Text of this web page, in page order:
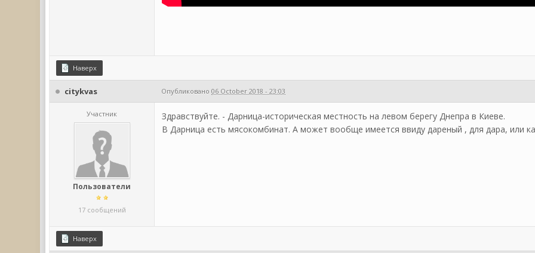
Наверх
citykvas Опубликовано06 October 2018 - 23:03
Участник
Пользователи
17 сообщений
Здравствуйте. - Дарница-историческая местность на левом берегу Днепра в Киеве.
В Дарница есть мясокомбинат. А может вообще имеется ввиду дареный , для дара, или
Наверх